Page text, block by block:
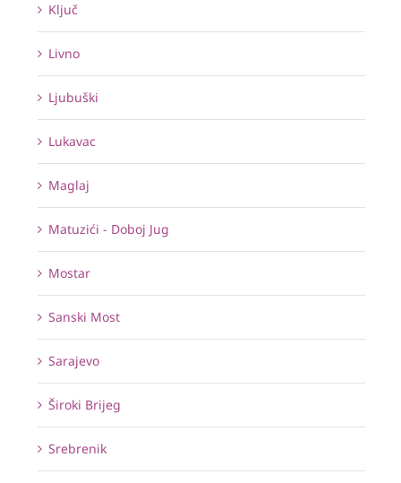
Ključ
Livno
Ljubuški
Lukavac
Maglaj
Matuzići - Doboj Jug
Mostar
Sanski Most
Sarajevo
Široki Brijeg
Srebrenik